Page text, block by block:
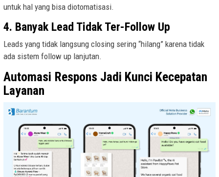
untuk hal yang bisa diotomatisasi.
4. Banyak Lead Tidak Ter-Follow Up
Leads yang tidak langsung closing sering “hilang” karena tidak
ada sistem follow up lanjutan.
Automasi Respons Jadi Kunci Kecepatan
Layanan